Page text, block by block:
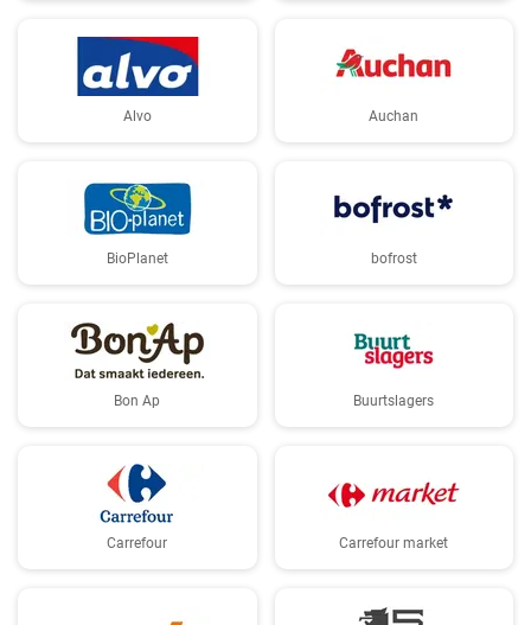
Alvo Auchan
BioPlanet bofrost
Bon Ap Buurtslagers
Carrefour Carrefour market